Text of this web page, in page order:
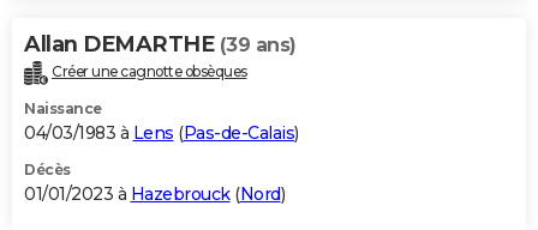
Allan DEMARTHE (39 ans)
Créer une cagnotte obsèques
Naissance
04/03/1983 à Lens (Pas-de-Calais)
Décès
01/01/2023 à Hazebrouck(Nord)